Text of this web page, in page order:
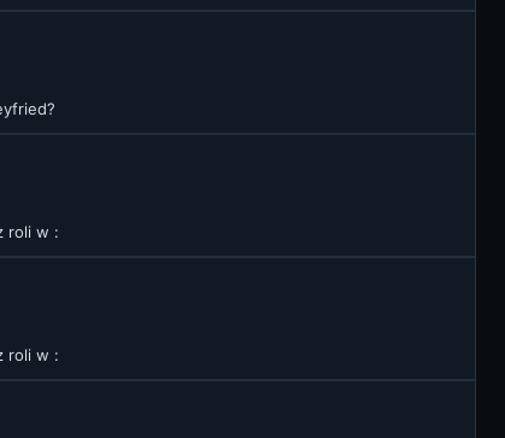
roli w :
roli w :